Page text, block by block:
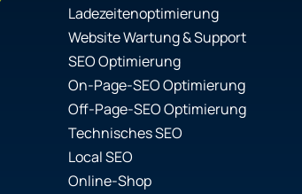
Ladezeitenoptimierung
Website Wartung & Support
SEO Optimierung
On-Page-SEO Optimierung
Off-Page-SEO Optimierung
Technisches SEO
Local SEO
Online-Shop